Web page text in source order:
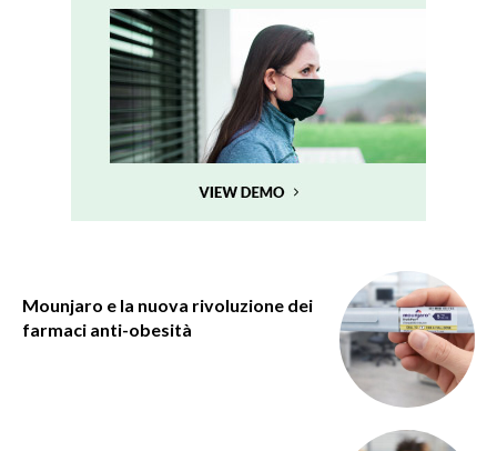
Mounjaro e la nuova rivoluzione dei
farmaci anti-obesità